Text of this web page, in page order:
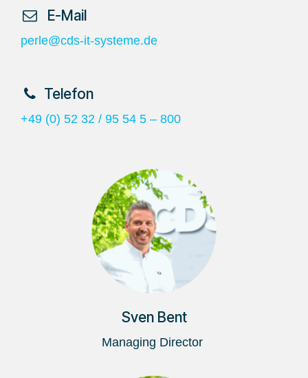
​ E-Mail
perle@cds-it-systeme.de
​Telefon
+49 (0) 52 32 / 95 54 5 – 800
Sven Bent
Managing Director